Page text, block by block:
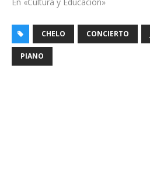
CHELO CONCIERTO
PIANO